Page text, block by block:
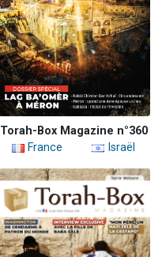
Torah-Box Magazine n°360
France
Israël